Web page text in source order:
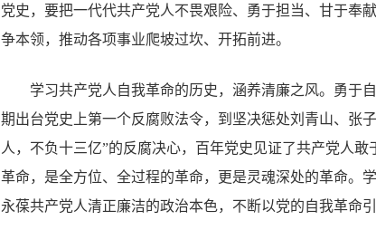
党史，要把一代代共产党人不畏艰险、勇于担当、甘于奉
争本领，推动各项事业爬坡过坎、开拓前进。
学习共产党人自我革命的历史，涵养清廉之风。勇于
期出台党史上第一个反腐败法令，到坚决惩处刘青山、张
人，不负十三亿”的反腐决心，百年党史见证了共产党人
革命，是全方位、全过程的革命，更是灵魂深处的革命。
永葆共产党人清正廉洁的政治本色，不断以党的自我革命